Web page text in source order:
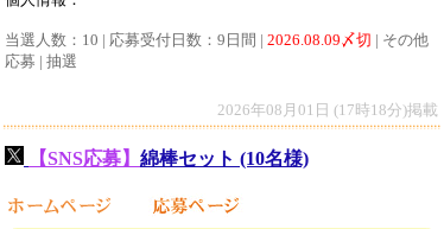
当選人数：10 | 応募受付日数：9日間 | 2026.08.09〆切 | その他
応募 | 抽選
2026年08月01日 (17時18分)掲載
【SNS応募】 綿棒セット (10名様)